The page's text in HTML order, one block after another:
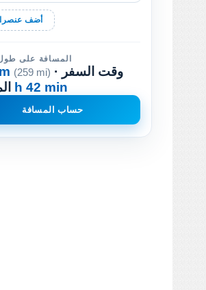
أضف عنصرا
المسافة على
(259 mi) · وقت السفر
5 h 42 min
حساب المسافة